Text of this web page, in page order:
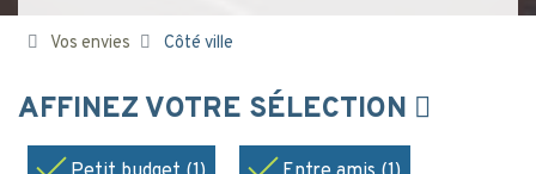
Vos envies Côté ville
AFFINEZ VOTRE SÉLECTION